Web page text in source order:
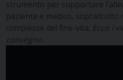
strumento per supportare
paziente e medico, soprattutto
complesse del fine-vita. Ecco i
convegno.